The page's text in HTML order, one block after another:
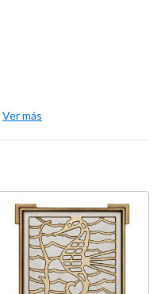
Ver más